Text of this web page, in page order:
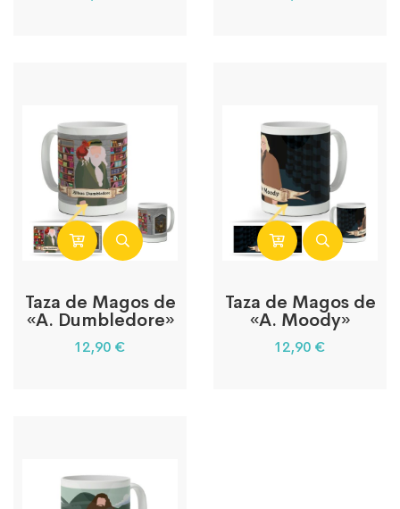
Taza de Magos de
«A. Dumbledore»
12,90 €
Taza de Magos de
«A. Moody»
12,90 €